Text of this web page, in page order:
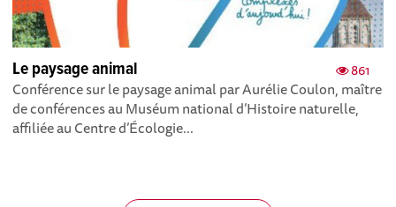
861
Le paysage animal
Conférence sur le paysage animal par Aurélie Coulon, maître
de conférences au Muséum national d’Histoire naturelle,
affiliée au Centre d’Écologie...